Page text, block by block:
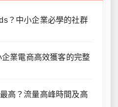
？中小企業必學的社群
業電商高效獲客的完整
高？流量高峰時間及高